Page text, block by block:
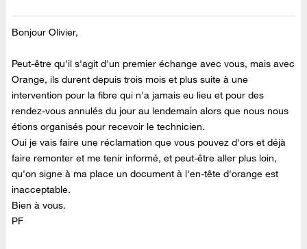
Bonjour Olivier,
Peut-être qu'il s'agit d'un premier échange avec vous, mais avec
Orange, ils durent depuis trois mois et plus suite à une
intervention pour la fibre qui n'a jamais eu lieu et pour des
rendez-vous annulés du jour au lendemain alors que nous nous
étions organisés pour recevoir le technicien.
Oui je vais faire une réclamation que vous pouvez d'ors et déjà
faire remonter et me tenir informé, et peut-être aller plus loin,
qu'on signe à ma place un document à l'en-tête d'orange est
inacceptable.
Bien à vous.
PF